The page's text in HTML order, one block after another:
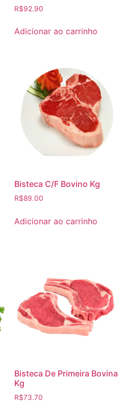
R$92.90
Adicionar ao carrinho
Bisteca C/F Bovino Kg
R$89.00
Adicionar ao carrinho
Bisteca De Primeira Bovina
Kg
R$73.70